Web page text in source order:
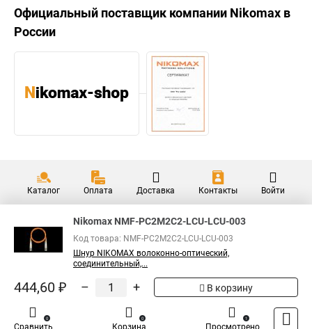
Официальный поставщик компании Nikomax в
России
Каталог Оплата Доставка Контакты Войти
Nikomax NMF-PC2M2C2-LCU-LCU-003
Код товара: NMF-PC2M2C2-LCU-LCU-003
Шнур NIKOMAX волоконно-оптический,
соединительный,...
444,60 ₽ – + В корзину
Сравнить
0
Корзина
0
Просмотрено
1